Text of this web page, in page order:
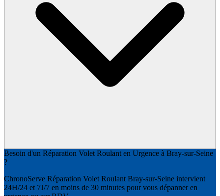
Besoin d'un Réparation Volet Roulant en Urgence à Bray-sur-Seine
?
ChronoServe Réparation Volet Roulant Bray-sur-Seine intervient
24H/24 et 7J/7 en moins de 30 minutes pour vous dépanner en